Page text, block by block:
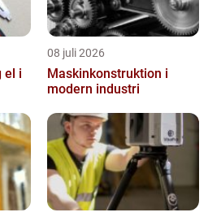
08 juli 2026
Maskinkonstruktion i
modern industri